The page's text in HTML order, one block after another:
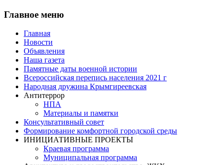
Главное меню
Главная
Новости
Объявления
Наша газета
Памятные даты военной истории
Всероссийская перепись населения 2021 г
Народная дружина Крымгиреевская
Антитеррор
НПА
Материалы и памятки
Консультативный совет
Формирование комфортной городской среды
ИНИЦИАТИВНЫЕ ПРОЕКТЫ
Краевая программа
Муниципальная программа